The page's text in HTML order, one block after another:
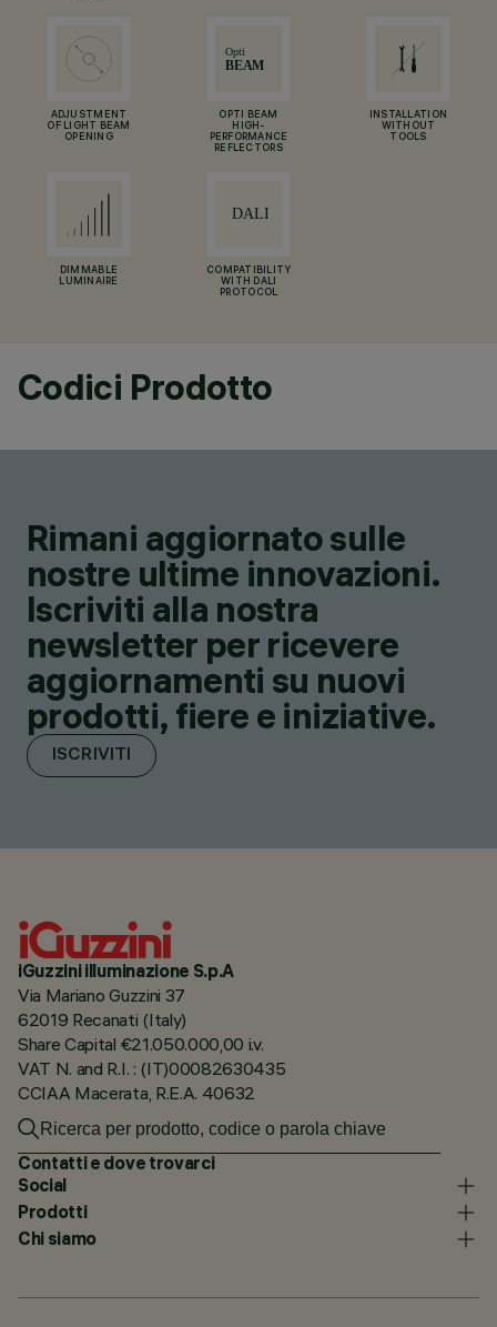
ADJUSTMENT
OF LIGHT BEAM
OPENING
OPTI BEAM
HIGH-
PERFORMANCE
REFLECTORS
INSTALLATION
WITHOUT
TOOLS
DIMMABLE
LUMINAIRE
COMPATIBILITY
WITH DALI
PROTOCOL
Codici Prodotto
Rimani aggiornato sulle
nostre ultime innovazioni.
Iscriviti alla nostra
newsletter per ricevere
aggiornamenti su nuovi
prodotti, fiere e iniziative.
ISCRIVITI
iGuzzini illuminazione S.p.A
Via Mariano Guzzini 37
62019 Recanati (Italy)
Share Capital €21.050.000,00 i.v.
VAT N. and R.I. : (IT)00082630435
CCIAA Macerata, R.E.A. 40632
Contatti e dove trovarci
Social
Prodotti
Chi siamo